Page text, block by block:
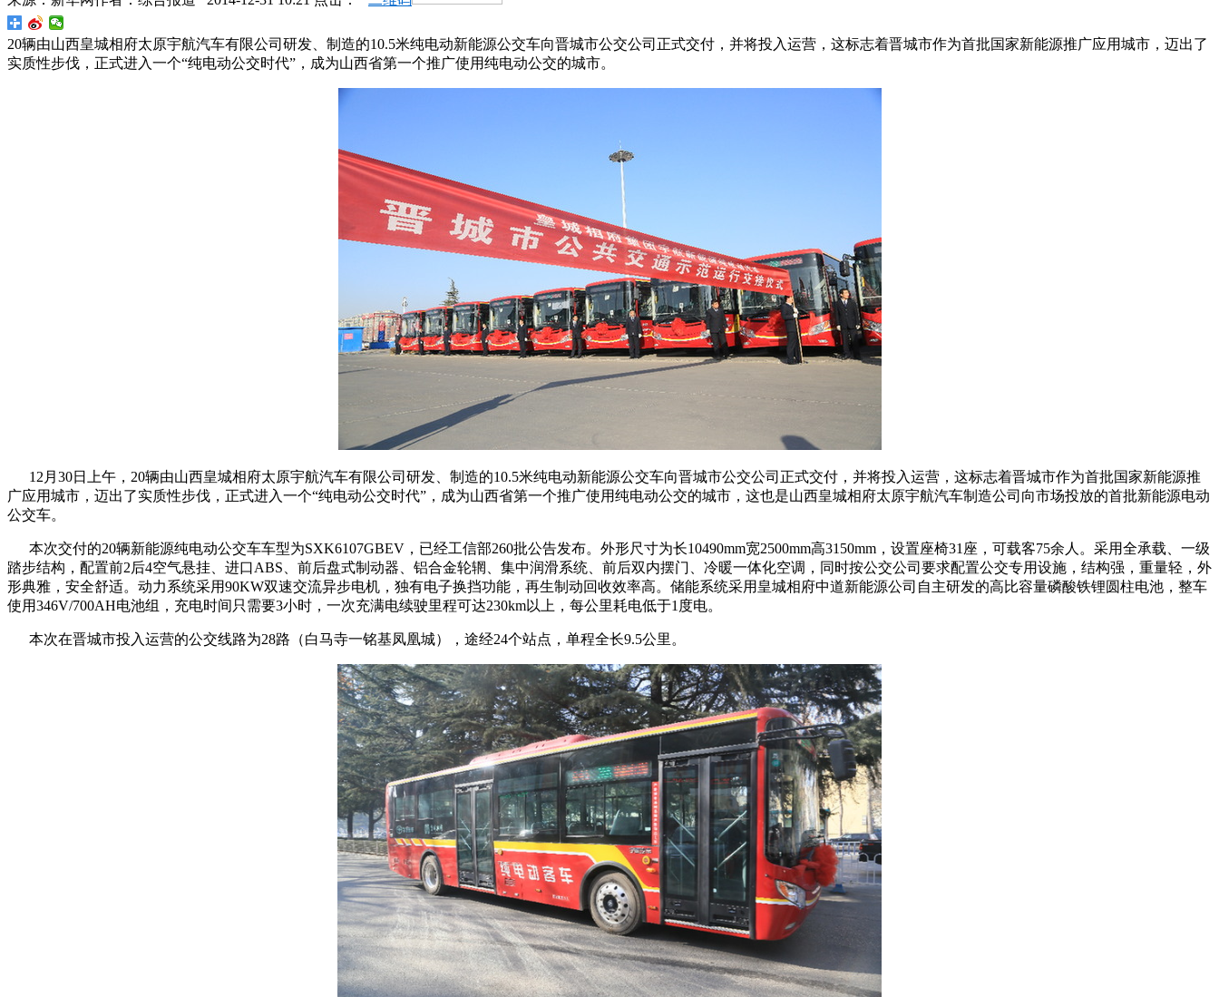
20辆由山西皇城相府太原宇航汽车有限公司研发、制造的10.5米纯电动新能源公交车向晋城市公交公司正式交付，并将投入运营，这标志着晋城市作为首批国家新能源推广应用城市，迈出了
实质性步伐，正式进入一个“纯电动公交时代”，成为山西省第一个推广使用纯电动公交的城市。
12月30日上午，20辆由山西皇城相府太原宇航汽车有限公司研发、制造的10.5米纯电动新能源公交车向晋城市公交公司正式交付，并将投入运营，这标志着晋城市作为首批国家新能源推
广应用城市，迈出了实质性步伐，正式进入一个“纯电动公交时代”，成为山西省第一个推广使用纯电动公交的城市，这也是山西皇城相府太原宇航汽车制造公司向市场投放的首批新能源电动
公交车。
本次交付的20辆新能源纯电动公交车车型为SXK6107GBEV，已经工信部260批公告发布。外形尺寸为长10490mm宽2500mm高3150mm，设置座椅31座，可载客75余人。采用全承载、一级
踏步结构，配置前2后4空气悬挂、进口ABS、前后盘式制动器、铝合金轮辋、集中润滑系统、前后双内摆门、冷暖一体化空调，同时按公交公司要求配置公交专用设施，结构强，重量轻，外
形典雅，安全舒适。动力系统采用90KW双速交流异步电机，独有电子换挡功能，再生制动回收效率高。储能系统采用皇城相府中道新能源公司自主研发的高比容量磷酸铁锂圆柱电池，整车
使用346V/700AH电池组，充电时间只需要3小时，一次充满电续驶里程可达230km以上，每公里耗电低于1度电。
本次在晋城市投入运营的公交线路为28路（白马寺一铭基凤凰城），途经24个站点，单程全长9.5公里。